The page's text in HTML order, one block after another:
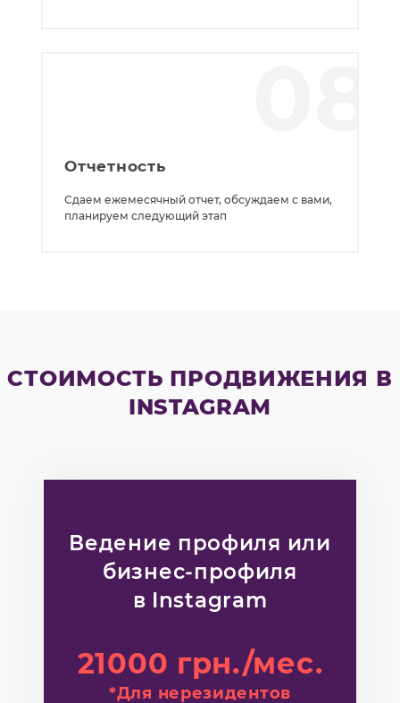
Отчетность
Сдаем ежемесячный отчет, обсуждаем с вами,
планируем следующий этап
СТОИМОСТЬ ПРОДВИЖЕНИЯ В
INSTAGRAM
Ведение профиля или
бизнес-профиля
в Instagram
21000 грн./мес.
*Для нерезидентов